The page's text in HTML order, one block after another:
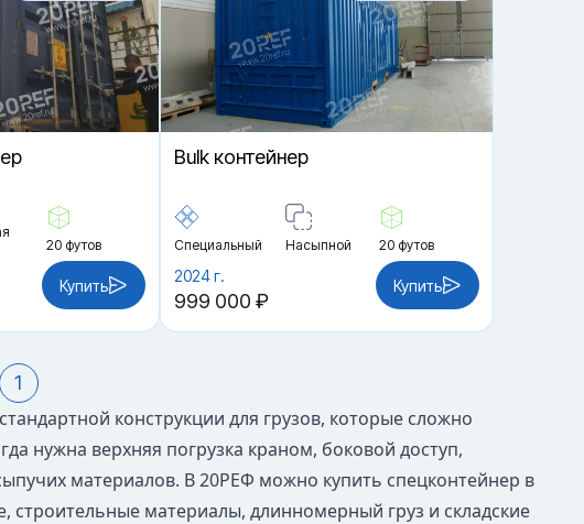
20 футов
Купить
Bulk контейнер
Специальный Насыпной 20 футов
2024 г.
999 000 ₽
Купить
1
конструкции для грузов, которые сложно
нужна верхняя погрузка краном, боковой доступ,
материалов. В 20РЕФ можно купить спецконтейнер в
строительные материалы, длинномерный груз и складские